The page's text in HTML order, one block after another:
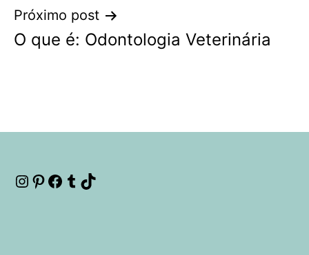
Post
Próximo post
O que é: Odontologia Veterinária
Instagram
Pinterest
Facebook
Tumblr